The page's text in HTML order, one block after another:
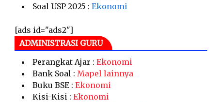
Soal USP 2025 : Ekonomi
[ads id="ads2"]
ADMINISTRASI GURU
Perangkat Ajar : Ekonomi
Bank Soal : Mapel lainnya
Buku BSE : Ekonomi
Kisi-Kisi : Ekonomi